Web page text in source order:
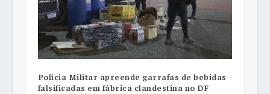
Polícia Militar apreende garrafas de bebidas
falsificadas em fábrica clandestina no DF